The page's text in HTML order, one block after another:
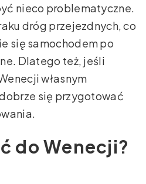
nieco problematyczne.
dróg przejezdnych, co
się samochodem po
Dlatego też, jeśli
własnym
się przygotować
do Wenecji?